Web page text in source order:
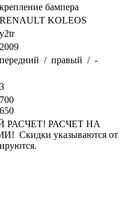
крепление бампера
RENAULT KOLEOS
y2tr
2009
передний / правый / -
3
700
650
РАСЧЕТ! РАСЧЕТ НА
указываются от